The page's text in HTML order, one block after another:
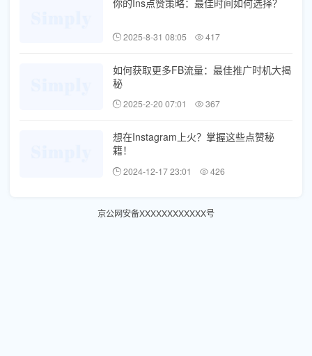
你的Ins点赞策略：最佳时间如何选择？
2025-8-31 08:05 417
如何获取更多FB流量：最佳推广时机大揭
秘
2025-2-20 07:01 367
想在Instagram上火？掌握这些点赞秘
籍！
2024-12-17 23:01 426
京公网安备XXXXXXXXXXXX号